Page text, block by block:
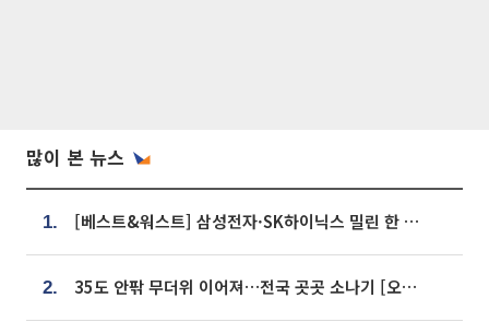
많이 본 뉴스
1. [베스트&워스트] 삼성전자·SK하이닉스 밀린 한 주…상상인증권은 85% 급등
2. 35도 안팎 무더위 이어져…전국 곳곳 소나기 [오늘 날씨]